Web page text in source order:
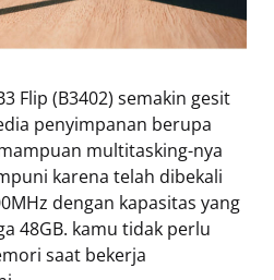
Flip (B3402) semakin gesit
penyimpanan berupa
multitasking-nya
karena telah dibekali
dengan kapasitas yang
48GB. kamu tidak perlu
saat bekerja